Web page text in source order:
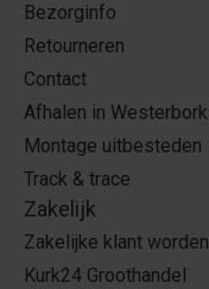
Bezorginfo
Retourneren
Contact
Afhalen in Westerbork
Montage uitbesteden
Track & trace
Zakelijk
Zakelijke klant worden
Kurk24 Groothandel